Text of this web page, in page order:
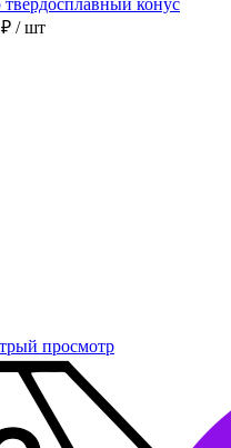
/ шт
просмотр